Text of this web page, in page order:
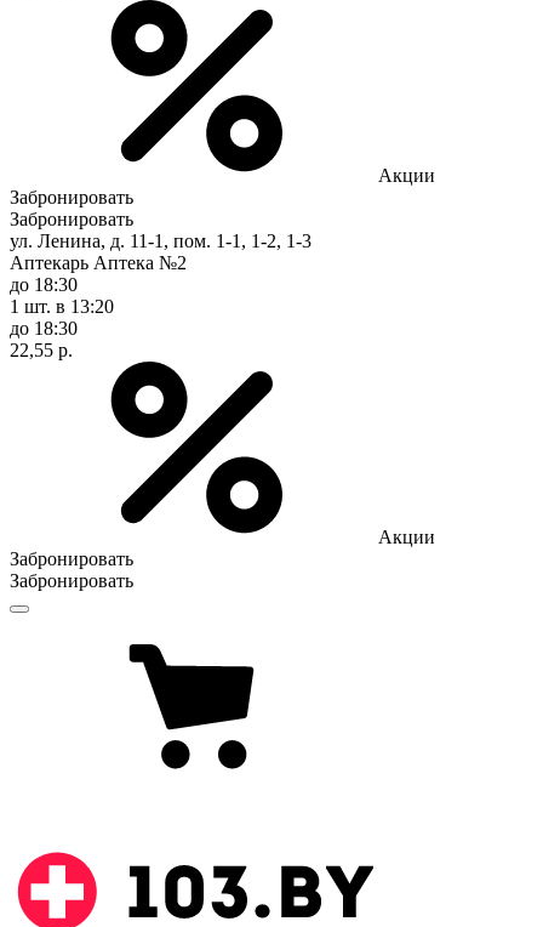
Акции
Забронировать
Забронировать
ул. Ленина, д. 11-1, пом. 1-1, 1-2, 1-3
Аптекарь Аптека №2
до 18:30
1 шт. в 13:20
до 18:30
22,55 р.
Акции
Забронировать
Забронировать